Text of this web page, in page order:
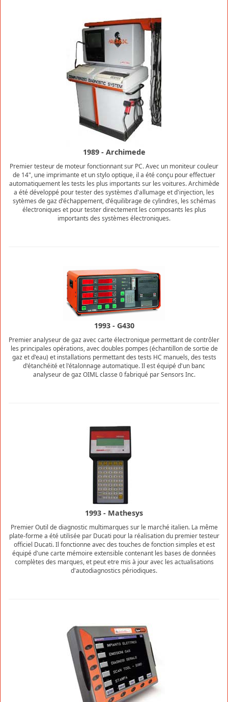
1989 - Archimede
Premier testeur de moteur fonctionnant sur PC. Avec un moniteur couleur
de 14", une imprimante et un stylo optique, il a été conçu pour effectuer
automatiquement les tests les plus importants sur les voitures. Archimède
a été développé pour tester des systèmes d'allumage et d'injection, les
sytèmes de gaz d'échappement, d'équilibrage de cylindres, les schémas
électroniques et pour tester directement les composants les plus
importants des systèmes électroniques.
1993 - G430
Premier analyseur de gaz avec carte électronique permettant de contrôler
les principales opérations, avec doubles pompes (échantillon de sortie de
gaz et d'eau) et installations permettant des tests HC manuels, des tests
d'étanchéité et l'étalonnage automatique. Il est équipé d'un banc
analyseur de gaz OIML classe 0 fabriqué par Sensors Inc.
1993 - Mathesys
Premier Outil de diagnostic multimarques sur le marché italien. La même
plate-forme a été utilisée par Ducati pour la réalisation du premier testeur
officiel Ducati. Il fonctionne avec des touches de fonction simples et est
équipé d'une carte mémoire extensible contenant les bases de données
complètes des marques, et peut etre mis à jour avec les actualisations
d'autodiagnostics périodiques.